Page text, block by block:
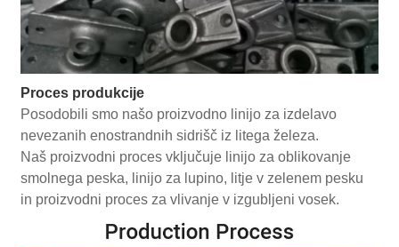
Proces produkcije
Posodobili smo našo proizvodno linijo za izdelavo
nevezanih enostrandnih sidrišč iz litega železa.
Naš proizvodni proces vključuje linijo za oblikovanje
smolnega peska, linijo za lupino, litje v zelenem pesku
in proizvodni proces za vlivanje v izgubljeni vosek.